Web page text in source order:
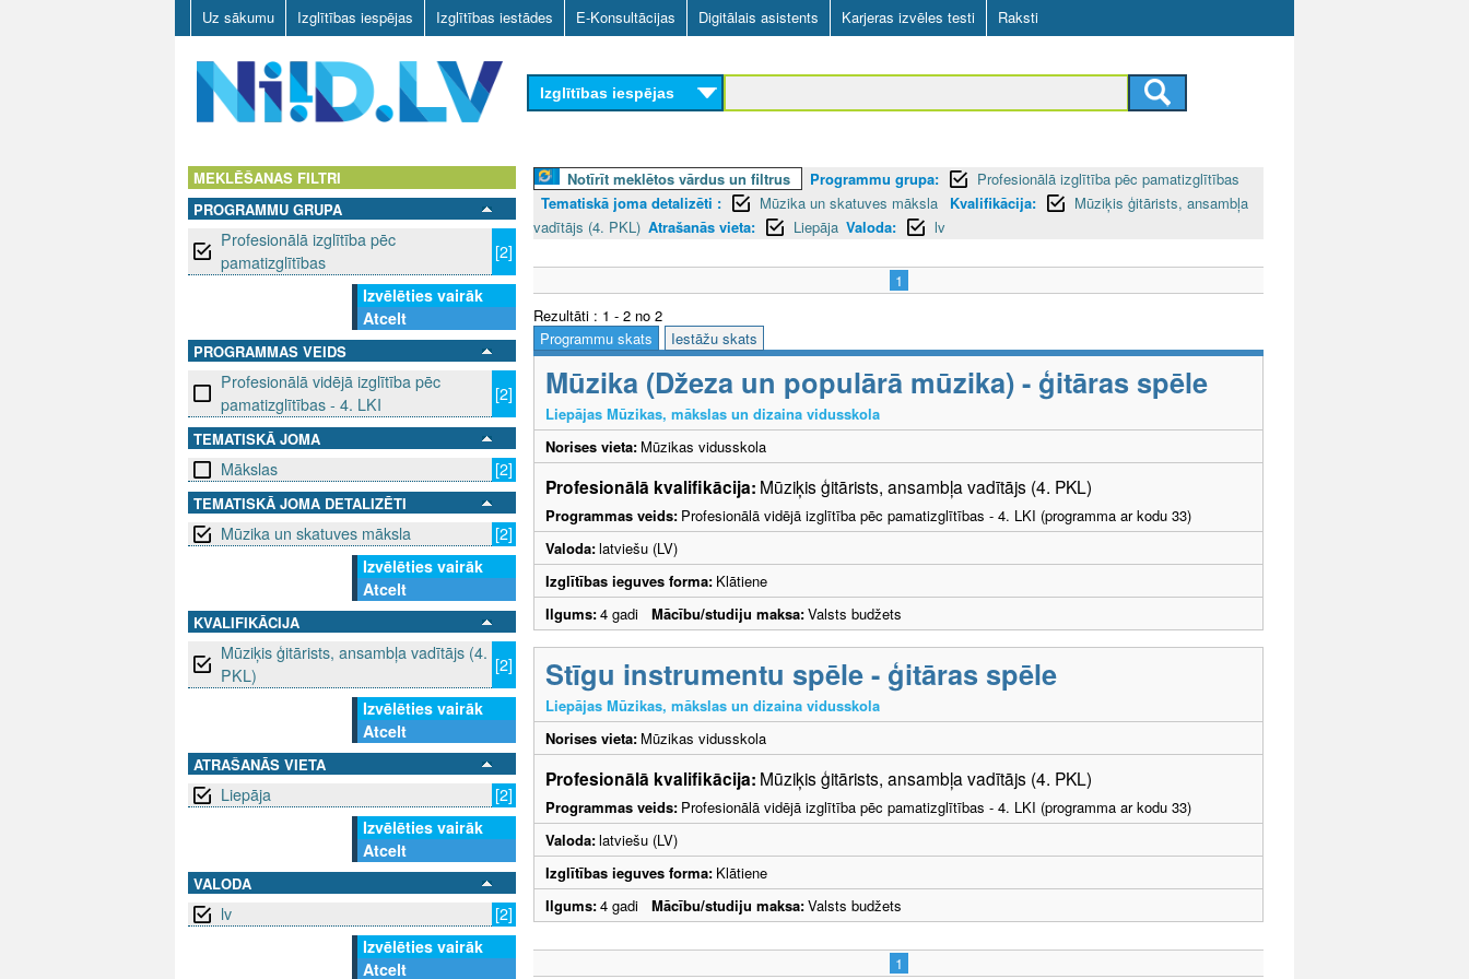
Skip
to
main
content
Uz sākumu Izglītības iespējas Izglītības iestādes E-Konsultācijas Digitālais asistents Karjeras izvēles testi Raksti
D
L
Izglītības iespējas
MEKLĒŠANAS FILTRI
PROGRAMMU GRUPA
Profesionālā izglītība pēc
pamatizglītības
[2]
Izvēlēties vairāk
Atcelt
PROGRAMMAS VEIDS
Profesionālā vidējā izglītība pēc
pamatizglītības - 4. LKI
[2]
TEMATISKĀ JOMA
Mākslas [2]
TEMATISKĀ JOMA DETALIZĒTI
Mūzika un skatuves māksla
[2]
Izvēlēties vairāk
Atcelt
KVALIFIKĀCIJA
Mūziķis ģitārists, ansambļa vadītājs (4.
PKL)
[2]
Izvēlēties vairāk
Atcelt
ATRAŠANĀS VIETA
Liepāja
[2]
Izvēlēties vairāk
Atcelt
VALODA
lv
[2]
Izvēlēties vairāk
Atcelt
Notīrīt meklētos vārdus un filtrus Programmu grupa:
Profesionālā izglītība pēc pamatizglītības
Tematiskā joma detalizēti :
Mūzika un skatuves māksla Kvalifikācija:
Mūziķis ģitārists, ansambļa
vadītājs (4. PKL) Atrašanās vieta: Liepāja Valoda: lv
1
Rezultāti : 1 - 2 no 2
Programmu skats
Iestāžu skats
Mūzika (Džeza un populārā mūzika) - ģitāras spēle
Liepājas Mūzikas, mākslas un dizaina vidusskola
Norises vieta: Mūzikas vidusskola
Profesionālā kvalifikācija: Mūziķis ģitārists, ansambļa vadītājs (4. PKL)
Programmas veids: Profesionālā vidējā izglītība pēc pamatizglītības - 4. LKI (programma ar kodu 33)
Valoda:latviešu (LV)
Izglītības ieguves forma: Klātiene
Ilgums:4 gadi Mācību/studiju maksa:Valsts budžets
Stīgu instrumentu spēle - ģitāras spēle
Liepājas Mūzikas, mākslas un dizaina vidusskola
Norises vieta: Mūzikas vidusskola
Profesionālā kvalifikācija: Mūziķis ģitārists, ansambļa vadītājs (4. PKL)
Programmas veids: Profesionālā vidējā izglītība pēc pamatizglītības - 4. LKI (programma ar kodu 33)
Valoda:latviešu (LV)
Izglītības ieguves forma: Klātiene
Ilgums:4 gadi Mācību/studiju maksa:Valsts budžets
1